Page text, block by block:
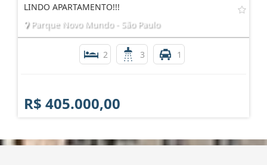
LINDO APARTAMENTO!!!
Parque Novo Mundo - São Paulo
2 3 1
R$ 405.000,00